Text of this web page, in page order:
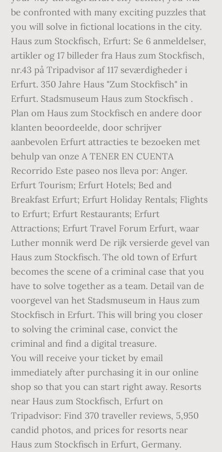
be confronted with many exciting puzzles that
you will solve in fictional locations in the city.
Haus zum Stockfisch, Erfurt: Se 6 anmeldelser,
artikler og 17 billeder fra Haus zum Stockfisch,
nr.43 på Tripadvisor af 117 seværdigheder i
Erfurt. 350 Jahre Haus "Zum Stockfisch" in
Erfurt. Stadsmuseum Haus zum Stockfisch .
Plan om Haus zum Stockfisch en andere door
klanten beoordeelde, door schrijver
aanbevolen Erfurt attracties te bezoeken met
behulp van onze A TENER EN CUENTA
Recorrido Este paseo nos lleva por: Anger.
Erfurt Tourism; Erfurt Hotels; Bed and
Breakfast Erfurt; Erfurt Holiday Rentals; Flights
to Erfurt; Erfurt Restaurants; Erfurt
Attractions; Erfurt Travel Forum Erfurt, waar
Luther monnik werd De rijk versierde gevel van
Haus zum Stockfisch. The old town of Erfurt
becomes the scene of a criminal case that you
have to solve together as a team. Detail van de
voorgevel van het Stadsmuseum in Haus zum
Stockfisch in Erfurt. This will bring you closer
to solving the criminal case, convict the
criminal and find a digital treasure.
You will receive your ticket by email
immediately after purchasing it in our online
shop so that you can start right away. Resorts
near Haus zum Stockfisch, Erfurt on
Tripadvisor: Find 370 traveller reviews, 5,950
candid photos, and prices for resorts near
Haus zum Stockfisch in Erfurt, Germany.